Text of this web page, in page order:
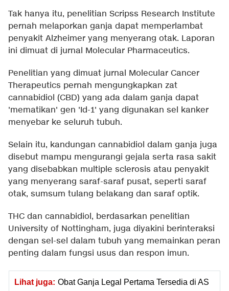
Tak hanya itu, penelitian Scripss Research Institute
pernah melaporkan ganja dapat memperlambat
penyakit Alzheimer yang menyerang otak. Laporan
ini dimuat di jurnal Molecular Pharmaceutics.
Penelitian yang dimuat jurnal Molecular Cancer
Therapeutics pernah mengungkapkan zat
cannabidiol (CBD) yang ada dalam ganja dapat
'mematikan' gen 'Id-1' yang digunakan sel kanker
menyebar ke seluruh tubuh.
Selain itu, kandungan cannabidiol dalam ganja juga
disebut mampu mengurangi gejala serta rasa sakit
yang disebabkan multiple sclerosis atau penyakit
yang menyerang saraf-saraf pusat, seperti saraf
otak, sumsum tulang belakang dan saraf optik.
THC dan cannabidiol, berdasarkan penelitian
University of Nottingham, juga diyakini berinteraksi
dengan sel-sel dalam tubuh yang memainkan peran
penting dalam fungsi usus dan respon imun.
Lihat juga: Obat Ganja Legal Pertama Tersedia di AS